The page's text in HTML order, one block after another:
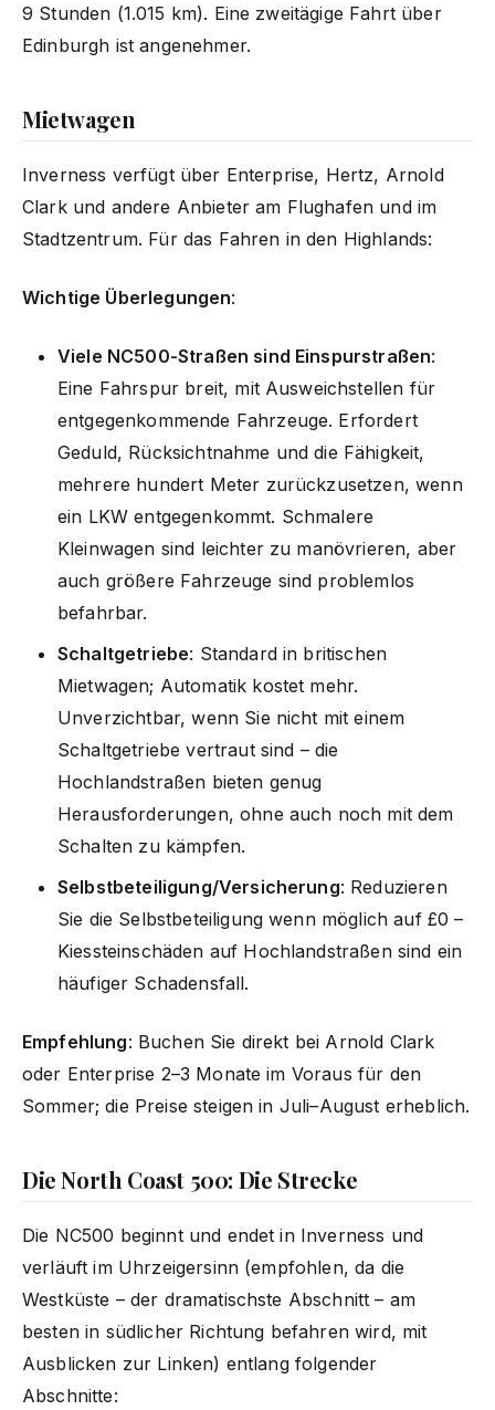
9 Stunden (1.015 km). Eine zweitägige Fahrt über
Edinburgh ist angenehmer.
Mietwagen
Inverness verfügt über Enterprise, Hertz, Arnold
Clark und andere Anbieter am Flughafen und im
Stadtzentrum. Für das Fahren in den Highlands:
Wichtige Überlegungen:
Viele NC500-Straßen sind Einspurstraßen:
Eine Fahrspur breit, mit Ausweichstellen für
entgegenkommende Fahrzeuge. Erfordert
Geduld, Rücksichtnahme und die Fähigkeit,
mehrere hundert Meter zurückzusetzen, wenn
ein LKW entgegenkommt. Schmalere
Kleinwagen sind leichter zu manövrieren, aber
auch größere Fahrzeuge sind problemlos
befahrbar.
Schaltgetriebe: Standard in britischen
Mietwagen; Automatik kostet mehr.
Unverzichtbar, wenn Sie nicht mit einem
Schaltgetriebe vertraut sind – die
Hochlandstraßen bieten genug
Herausforderungen, ohne auch noch mit dem
Schalten zu kämpfen.
Selbstbeteiligung/Versicherung: Reduzieren
Sie die Selbstbeteiligung wenn möglich auf £0 –
Kiessteinschäden auf Hochlandstraßen sind ein
häufiger Schadensfall.
Empfehlung: Buchen Sie direkt bei Arnold Clark
oder Enterprise 2–3 Monate im Voraus für den
Sommer; die Preise steigen in Juli–August erheblich.
Die North Coast 500: Die Strecke
Die NC500 beginnt und endet in Inverness und
verläuft im Uhrzeigersinn (empfohlen, da die
Westküste – der dramatischste Abschnitt – am
besten in südlicher Richtung befahren wird, mit
Ausblicken zur Linken) entlang folgender
Abschnitte: